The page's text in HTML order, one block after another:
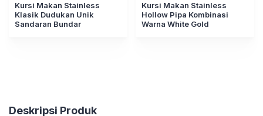
Kursi Makan Stainless
Klasik Dudukan Unik
Sandaran Bundar
Kursi Makan Stainless
Hollow Pipa Kombinasi
Warna White Gold
Deskripsi Produk